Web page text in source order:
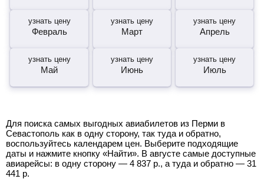
узнать цену
Февраль
узнать цену
Март
узнать цену
Апрель
узнать цену
Май
узнать цену
Июнь
узнать цену
Июль
Для поиска самых выгодных авиабилетов из Перми в
Севастополь как в одну сторону, так туда и обратно,
воспользуйтесь календарем цен. Выберите подходящие
даты и нажмите кнопку «Найти». В августе самые доступные
авиарейсы: в одну сторону — 4 837 р., а туда и обратно — 31
441 р.